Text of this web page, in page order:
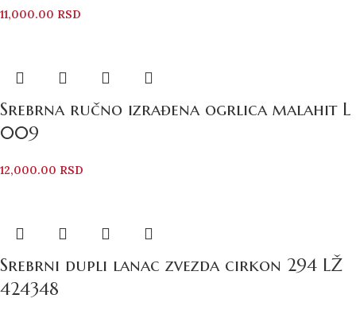
11,000.00 RSD
Srebrna ručno izrađena ogrlica malahit L
009
12,000.00 RSD
Srebrni dupli lanac zvezda cirkon 294 LŽ
424348